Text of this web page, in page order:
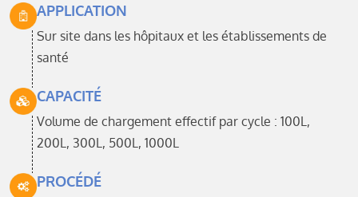
APPLICATION
Sur site dans les hôpitaux et les établissements de
santé
CAPACITÉ
Volume de chargement effectif par cycle : 100L,
200L, 300L, 500L, 1000L
PROCÉDÉ